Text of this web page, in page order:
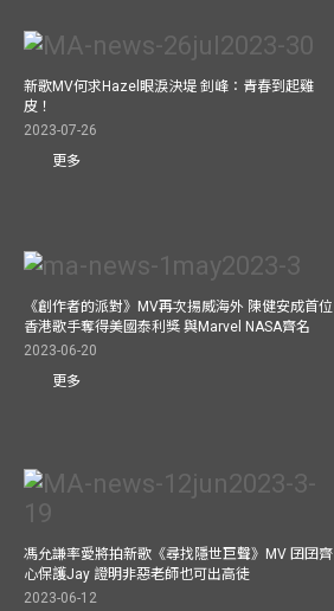
新歌MV何求Hazel眼淚決堤 釗峰：青春到起雞
皮！
2023-07-26
更多
《創作者的派對》MV再次揚威海外 陳健安成首位
香港歌手奪得美國泰利獎 與Marvel NASA齊名
2023-06-20
更多
馮允謙率愛將拍新歌《尋找隱世巨聲》MV 囝囝齊
心保護Jay 證明非惡老師也可出高徒
2023-06-12